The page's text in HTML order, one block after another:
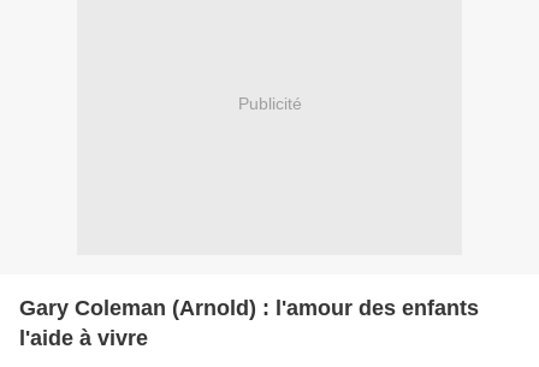
Publicité
Gary Coleman (Arnold) : l'amour des enfants
l'aide à vivre